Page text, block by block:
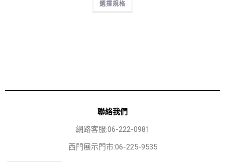
選擇規格
聯絡我們
網路客服:06-222-0981
西門展示門市:06-225-9535